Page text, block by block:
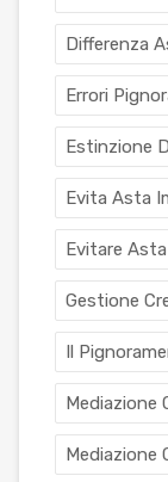
Differenza
Errori
Estinzione
Evita Asta
Evitare
Gestione
Il
Mediazione
Mediazione